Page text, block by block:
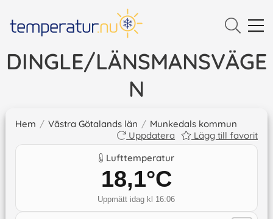
DINGLE/LÄNSMANSVÄGE
N
Hem / Västra Götalands län / Munkedals kommun
Uppdatera
Lägg till favorit
Lufttemperatur
18,1°C
Uppmätt idag kl 16:06